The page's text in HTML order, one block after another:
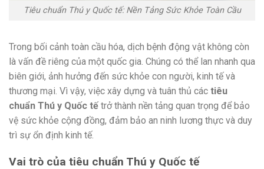
Tiêu chuẩn Thú y Quốc tế: Nền Tảng Sức Khỏe Toàn Cầu
Trong bối cảnh toàn cầu hóa, dịch bệnh động vật không còn
là vấn đề riêng của một quốc gia. Chúng có thể lan nhanh qua
biên giới, ảnh hưởng đến sức khỏe con người, kinh tế và
thương mại. Vì vậy, việc xây dựng và tuân thủ các tiêu
chuẩn Thú y Quốc tế trở thành nền tảng quan trọng để bảo
vệ sức khỏe cộng đồng, đảm bảo an ninh lương thực và duy
trì sự ổn định kinh tế.
Vai trò của tiêu chuẩn Thú y Quốc tế